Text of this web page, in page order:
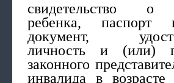
свидетельство о
ребенка,
документ,
личность и (или)
законного
инвалида в